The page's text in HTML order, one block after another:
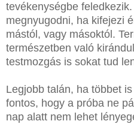
tevékenységbe
megnyugodni, ha kifejezi
mástól, vagy másoktól.
természetben való
testmozgás is sokat tud
Legjobb talán, ha többet
fontos, hogy a próba ne
nap alatt nem lehet